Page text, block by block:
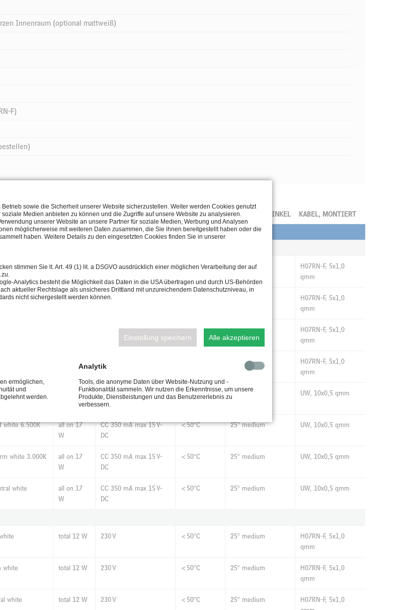
Innenraum (optional mattweiß)
F)
LEISTUNG STROM TEMPERATUR AUSSTRAHLWINKEL KABEL, MONTIERT
total 12 W 230 V <50°C 25° medium
H07RN-F, 5x1,0
qmm
white total 12 W 230 V
H07RN-F, 5x1,0
qmm
<50°C 25° medium
H07RN-F, 5x1,0
qmm
25° medium
H07RN-F, 5x1,0
qmm
all on 17
CC 350 mA max 15 V-
DC
<50°C 25° medium UW, 10x0,5 qmm
white 6.500K
all on 17
W
CC 350 mA max 15 V-
DC
<50°C 25° medium UW, 10x0,5 qmm
white 3.000K
all on 17
W
CC 350 mA max 15 V-
DC
<50°C 25° medium UW, 10x0,5 qmm
white
all on 17
W
CC 350 mA max 15 V-
DC
<50°C 25° medium UW, 10x0,5 qmm
total 12 W 230 V <50°C 25° medium
H07RN-F, 5x1,0
qmm
white total 12 W 230 V <50°C 25° medium
H07RN-F, 5x1,0
qmm
white total 12 W 230 V <50°C 25° medium
H07RN-F, 5x1,0
sowie die Sicherheit unserer Website sicherzustellen. Weiter werden Cookies genutzt
Medien anbieten zu können und die Zugriffe auf unsere Website zu analysieren.
unserer Website an unsere Partner für soziale Medien, Werbung und Analysen
möglicherweise mit weiteren Daten zusammen, die Sie ihnen bereitgestellt haben oder die
haben. Weitere Details zu den eingesetzten Cookies finden Sie in unserer
stimmen Sie lt. Art. 49 (1) lit. a DSGVO ausdrücklich einer möglichen Verarbeitung der auf
zu.
Analytics besteht die Möglichkeit das Daten in die USA übertragen und durch US-Behörden
aktueller Rechtslage als unsicheres Drittland mit unzureichendem Datenschutzniveau, in
nicht sichergestellt werden können.
Einstellung speichern Alle akzeptieren
ermöglichen,
und
werden.
Analytik
Tools, die anonyme Daten über Website-Nutzung und -
Funktionalität sammeln. Wir nutzen die Erkenntnisse, um unsere
Produkte, Dienstleistungen und das Benutzererlebnis zu
verbessern.